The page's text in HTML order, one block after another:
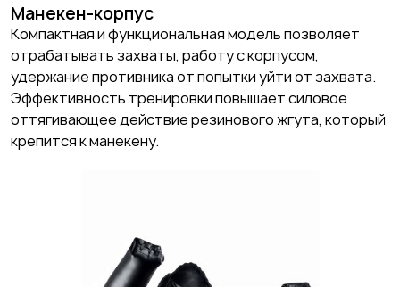
Манекен-корпус
Компактная и функциональная модель позволяет
отрабатывать захваты, работу с корпусом,
удержание противника от попытки уйти от захвата.
Эффективность тренировки повышает силовое
оттягивающее действие резинового жгута, который
крепится к манекену.